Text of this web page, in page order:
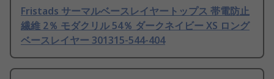
Fristads サーマルベースレイヤートップス 帯電防止
繊維 2％ モダクリル 54％ ダークネイビー XS ロング
ベースレイヤー 301315-544-404